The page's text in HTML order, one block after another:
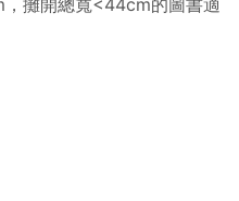
攤開總寬<44cm的圖書適